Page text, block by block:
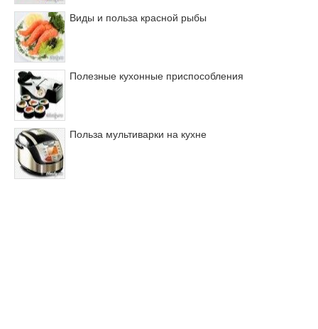
Виды и польза красной рыбы
Полезные кухонные приспособления
Польза мультиварки на кухне